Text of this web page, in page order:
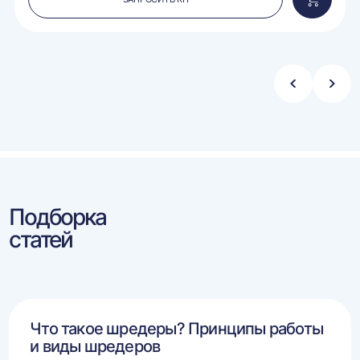
в
Стрелка
Подборка
статей
Что такое шредеры? Принципы работы
и виды шредеров